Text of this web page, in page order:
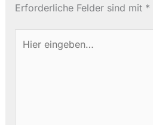
Erforderliche Felder sind mit *
eingeben…